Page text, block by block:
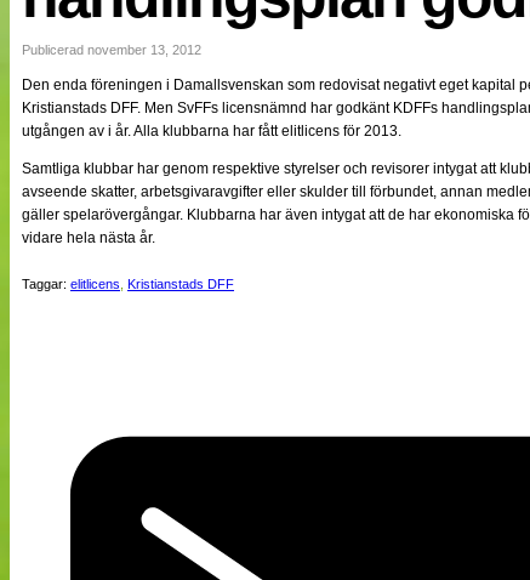
NÄTverket
Nyheter
Bloggar
Lagen
Webb-TV
Cuper
Medlemmar
Medlemsbilder
Om oss
Publicerad november 13, 2012
Den enda föreningen i Damallsvenskan som redovisat negativt eget kapital
Kristianstads DFF. Men SvFFs licensnämnd har godkänt KDFFs
utgången av i år. Alla klubbarna har fått elitlicens för 2013.
Samtliga klubbar har genom respektive styrelser och revisorer intygat att
avseende skatter, arbetsgivaravgifter eller skulder till förbundet, annan
gäller spelarövergångar. Klubbarna har även intygat att de har ekonomiska
vidare hela nästa år.
Taggar: elitlicens Kristianstads DFF